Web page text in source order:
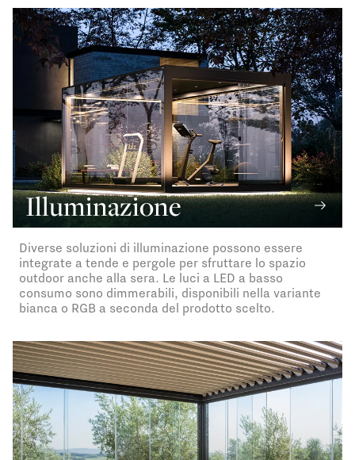
Illuminazione
Diverse soluzioni di illuminazione possono essere
integrate a tende e pergole per sfruttare lo spazio
outdoor anche alla sera. Le luci a LED a basso
consumo sono dimmerabili, disponibili nella variante
bianca o RGB a seconda del prodotto scelto.